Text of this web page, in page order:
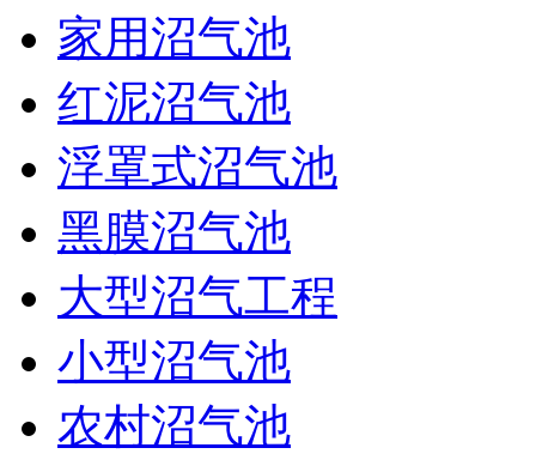
家用沼气池
红泥沼气池
浮罩式沼气池
黑膜沼气池
大型沼气工程
小型沼气池
农村沼气池